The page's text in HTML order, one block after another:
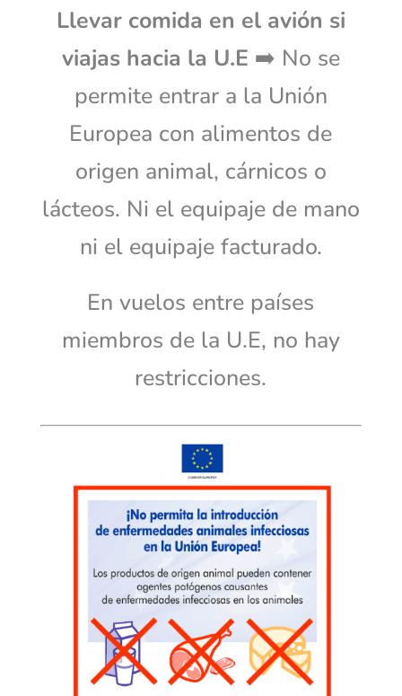
Llevar comida en el avión si
viajas hacia la U.E ➡️ No se
permite entrar a la Unión
Europea con alimentos de
origen animal, cárnicos o
lácteos. Ni el equipaje de mano
ni el equipaje facturado.
En vuelos entre países
miembros de la U.E, no hay
restricciones.